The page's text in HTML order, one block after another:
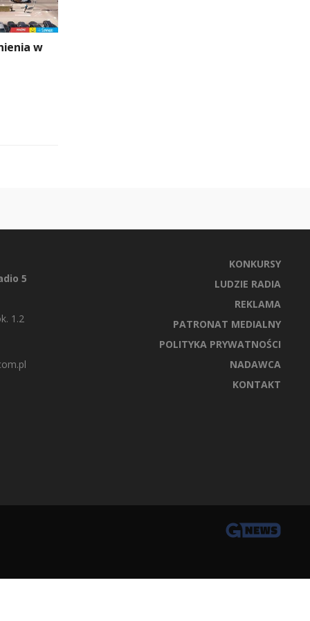
w
5
1.2
KONKURSY
LUDZIE RADIA
REKLAMA
PATRONAT MEDIALNY
POLITYKA PRYWATNOŚCI
NADAWCA
KONTAKT